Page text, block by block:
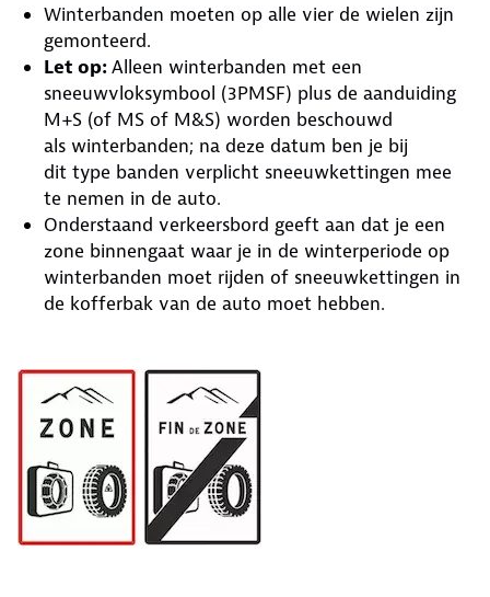
Winterbanden moeten op alle vier de wielen zijn
gemonteerd.
Let op:Alleen winterbanden met een
sneeuwvloksymbool (3PMSF) plus de aanduiding
M+S (of MS of M&S) worden beschouwd
als winterbanden; na deze datum ben je bij
dit type banden verplicht sneeuwkettingen mee
te nemen in de auto.
Onderstaand verkeersbord geeft aan dat je een
zone binnengaat waar je in de winterperiode op
winterbanden moet rijden of sneeuwkettingen in
de kofferbak van de auto moet hebben.